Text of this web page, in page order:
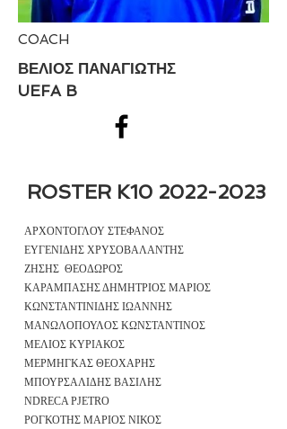
COACH
ΒΕΛΙΟΣ ΠΑΝΑΓΙΩΤΗΣ
UEFA B
ROSTER K10 2022-2023
ΑΡΧΟΝΤΟΓΛΟΥ ΣΤΕΦΑΝΟΣ
ΕΥΓΕΝΙΔΗΣ ΧΡΥΣΟΒΑΛΑΝΤΗΣ
ΖΗΣΗΣ ΘΕΟΔΩΡΟΣ
ΚΑΡΑΜΠΑΣΗΣ ΔΗΜΗΤΡΙΟΣ ΜΑΡΙΟΣ
ΚΩΝΣΤΑΝΤΙΝΙΔΗΣ ΙΩΑΝΝΗΣ
ΜΑΝΩΛΟΠΟΥΛΟΣ ΚΩΝΣΤΑΝΤΙΝΟΣ
ΜΕΛΙΟΣ ΚΥΡΙΑΚΟΣ
ΜΕΡΜΗΓΚΑΣ ΘΕΟΧΑΡΗΣ
ΜΠΟΥΡΣΑΛΙΔΗΣ ΒΑΣΙΛΗΣ
NDRECA PJETRO
ΡΟΓΚΟΤΗΣ ΜΑΡΙΟΣ ΝΙΚΟΣ